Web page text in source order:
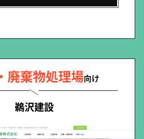
廃棄物処理場向け
鵜沢建設